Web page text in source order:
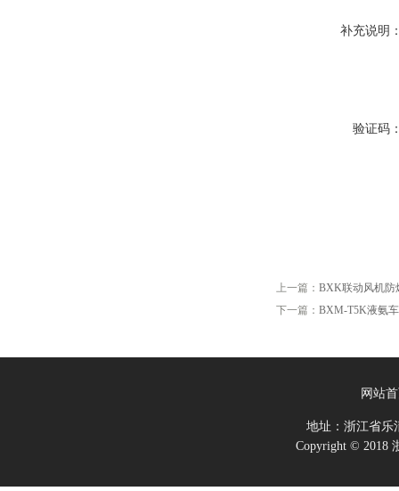
补充说明
验证码
上一篇： BXK联动风机防
下一篇： BXM-T5K液氨
网站
地址：浙江省
Copyright © 2018